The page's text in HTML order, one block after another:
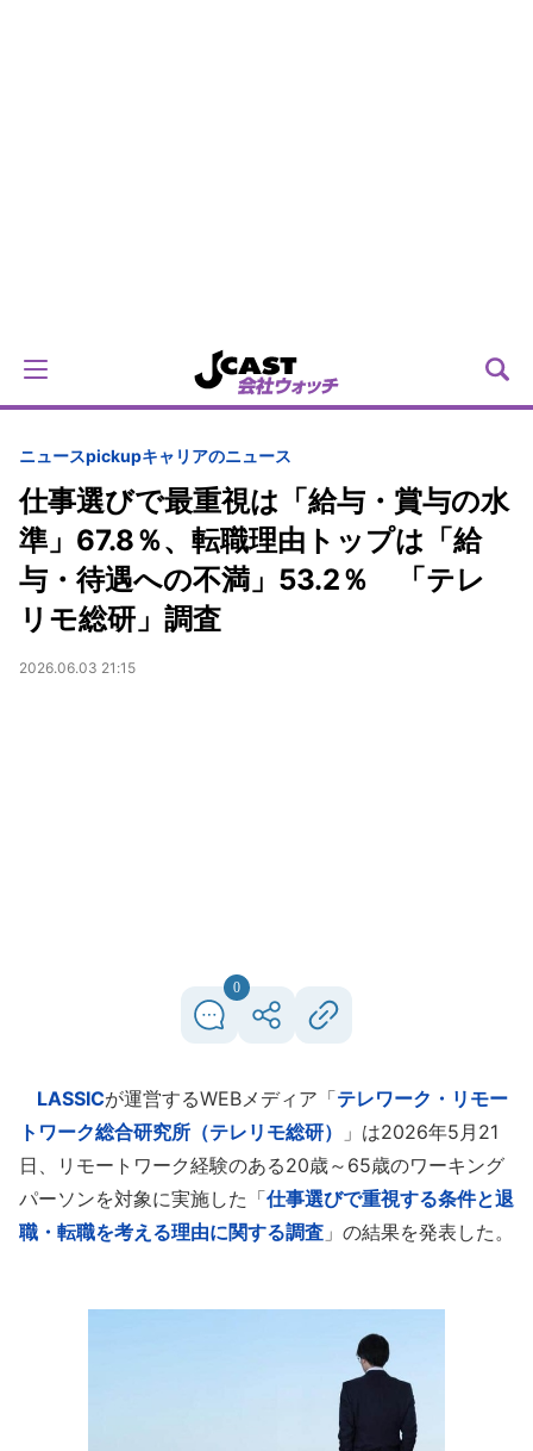
ニュースpickupキャリアのニュース
仕事選びで最重視は「給与・賞与の水
準」67.8％、転職理由トップは「給
与・待遇への不満」53.2％ 「テレ
リモ総研」調査
2026.06.03 21:15
0
LASSICが運営するWEBメディア「テレワーク・リモー
トワーク総合研究所（テレリモ総研）
」は2026年5月21
日、リモートワーク経験のある20歳～65歳のワーキング
パーソンを対象に実施した「仕事選びで重視する条件と退
職・転職を考える理由に関する調査 」の結果を発表した。